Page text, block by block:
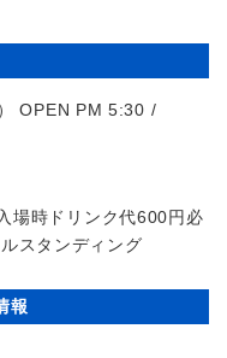
OPEN PM 5:30 /
場時ドリンク代600円必
スタンディング
報